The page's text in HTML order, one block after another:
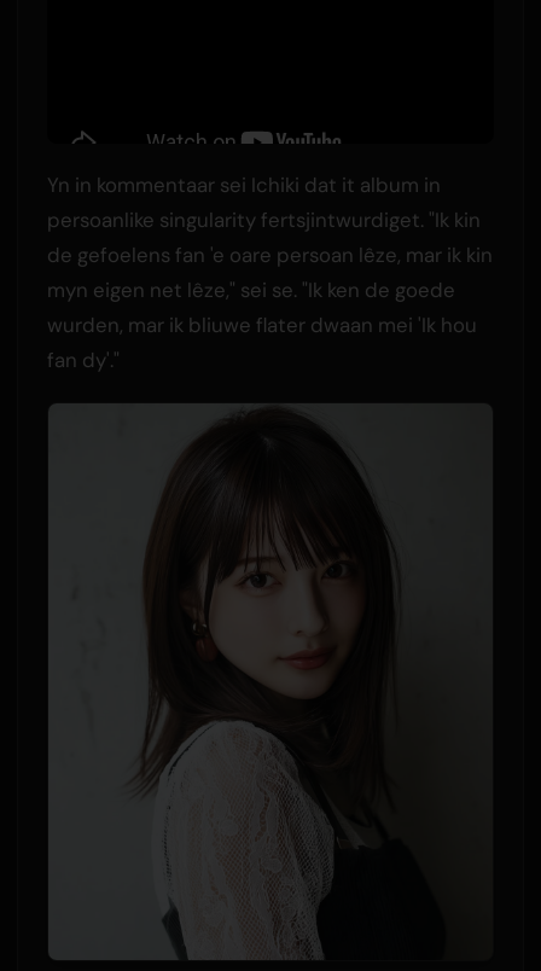
Yn in kommentaar sei Ichiki dat it album in
persoanlike singularity fertsjintwurdiget. "Ik kin
de gefoelens fan 'e oare persoan lêze, mar ik kin
myn eigen net lêze," sei se. "Ik ken de goede
wurden, mar ik bliuwe flater dwaan mei 'Ik hou
fan dy'."